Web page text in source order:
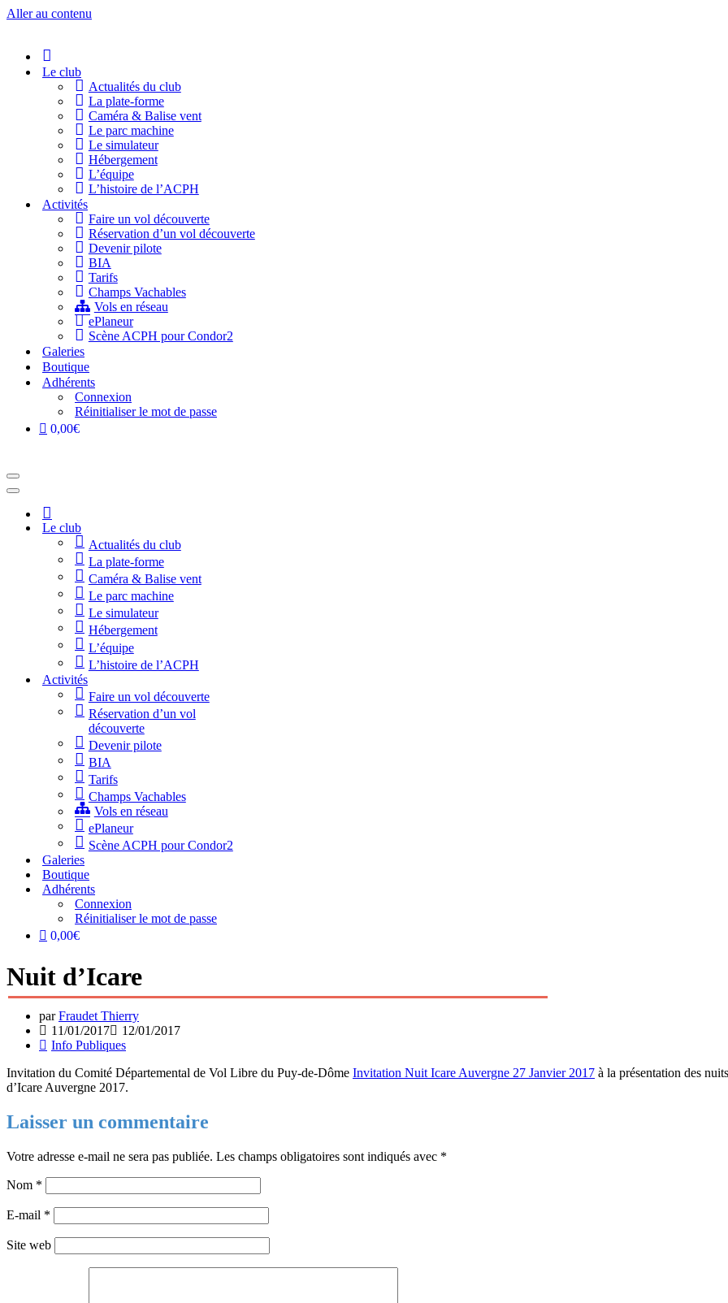
Aller au contenu
Le club
Actualités du club
La plate-forme
Caméra & Balise vent
Le parc machine
Le simulateur
Hébergement
L’équipe
L’histoire de l’ACPH
Activités
Faire un vol découverte
Réservation d’un vol découverte
Devenir pilote
BIA
Tarifs
Champs Vachables
Vols en réseau
ePlaneur
Scène ACPH pour Condor2
Galeries
Boutique
Adhérents
Connexion
Réinitialiser le mot de passe
0,00€
Menu
de
navigation
Menu
navigationAccueil
Le club
Actualités du club
La plate-forme
Caméra & Balise vent
Le parc machine
Le simulateur
Hébergement
L’équipe
L’histoire de l’ACPH
Activités
Faire un vol découverte
Réservation d’un vol
découverte
Devenir pilote
BIA
Tarifs
Champs Vachables
Vols en réseau
ePlaneur
Scène ACPH pour Condor2
Galeries
Boutique
Adhérents
Connexion
Réinitialiser le mot de passe
0,00€
Nuit d’Icare
parFraudet Thierry
11/01/2017
12/01/2017
Info Publiques
Invitation du Comité Départemental de Vol Libre du Puy-de-Dôme Invitation Nuit Icare Auvergne 27 Janvier 2017 à la présentation des nuits
d’Icare Auvergne 2017.
Laisser un commentaire
Votre adresse e-mail ne sera pas publiée. Les champs obligatoires sont indiqués avec *
Nom *
E-mail *
Site web